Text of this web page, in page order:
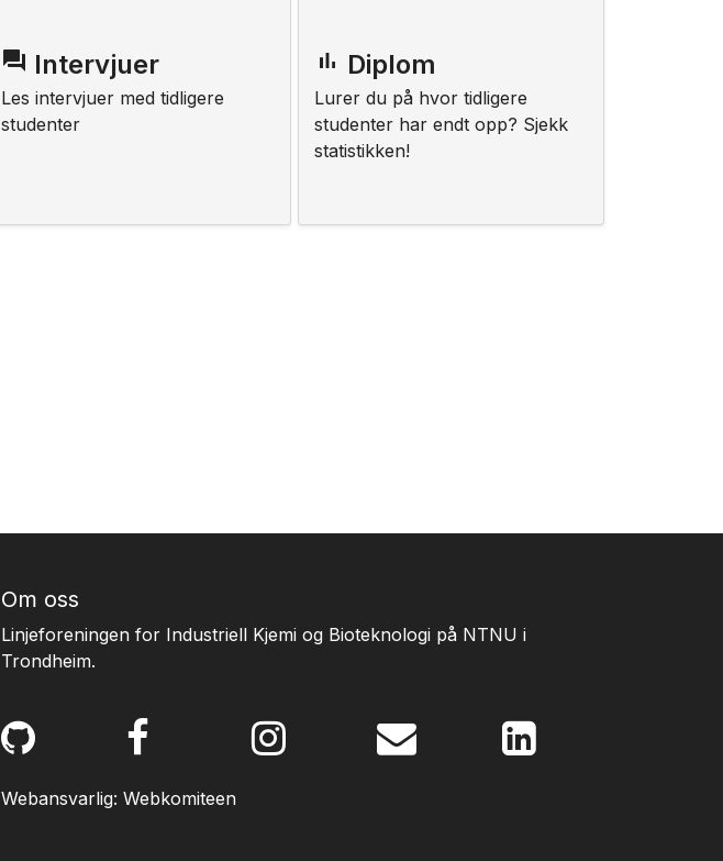
question_answer Intervjuer
Les intervjuer med tidligere
studenter
bar_chart Diplom
Lurer du på hvor tidligere
studenter har endt opp? Sjekk
statistikken!
Om oss
Linjeforeningen for Industriell Kjemi og Bioteknologi på NTNU i
Trondheim.
Webansvarlig: Webkomiteen